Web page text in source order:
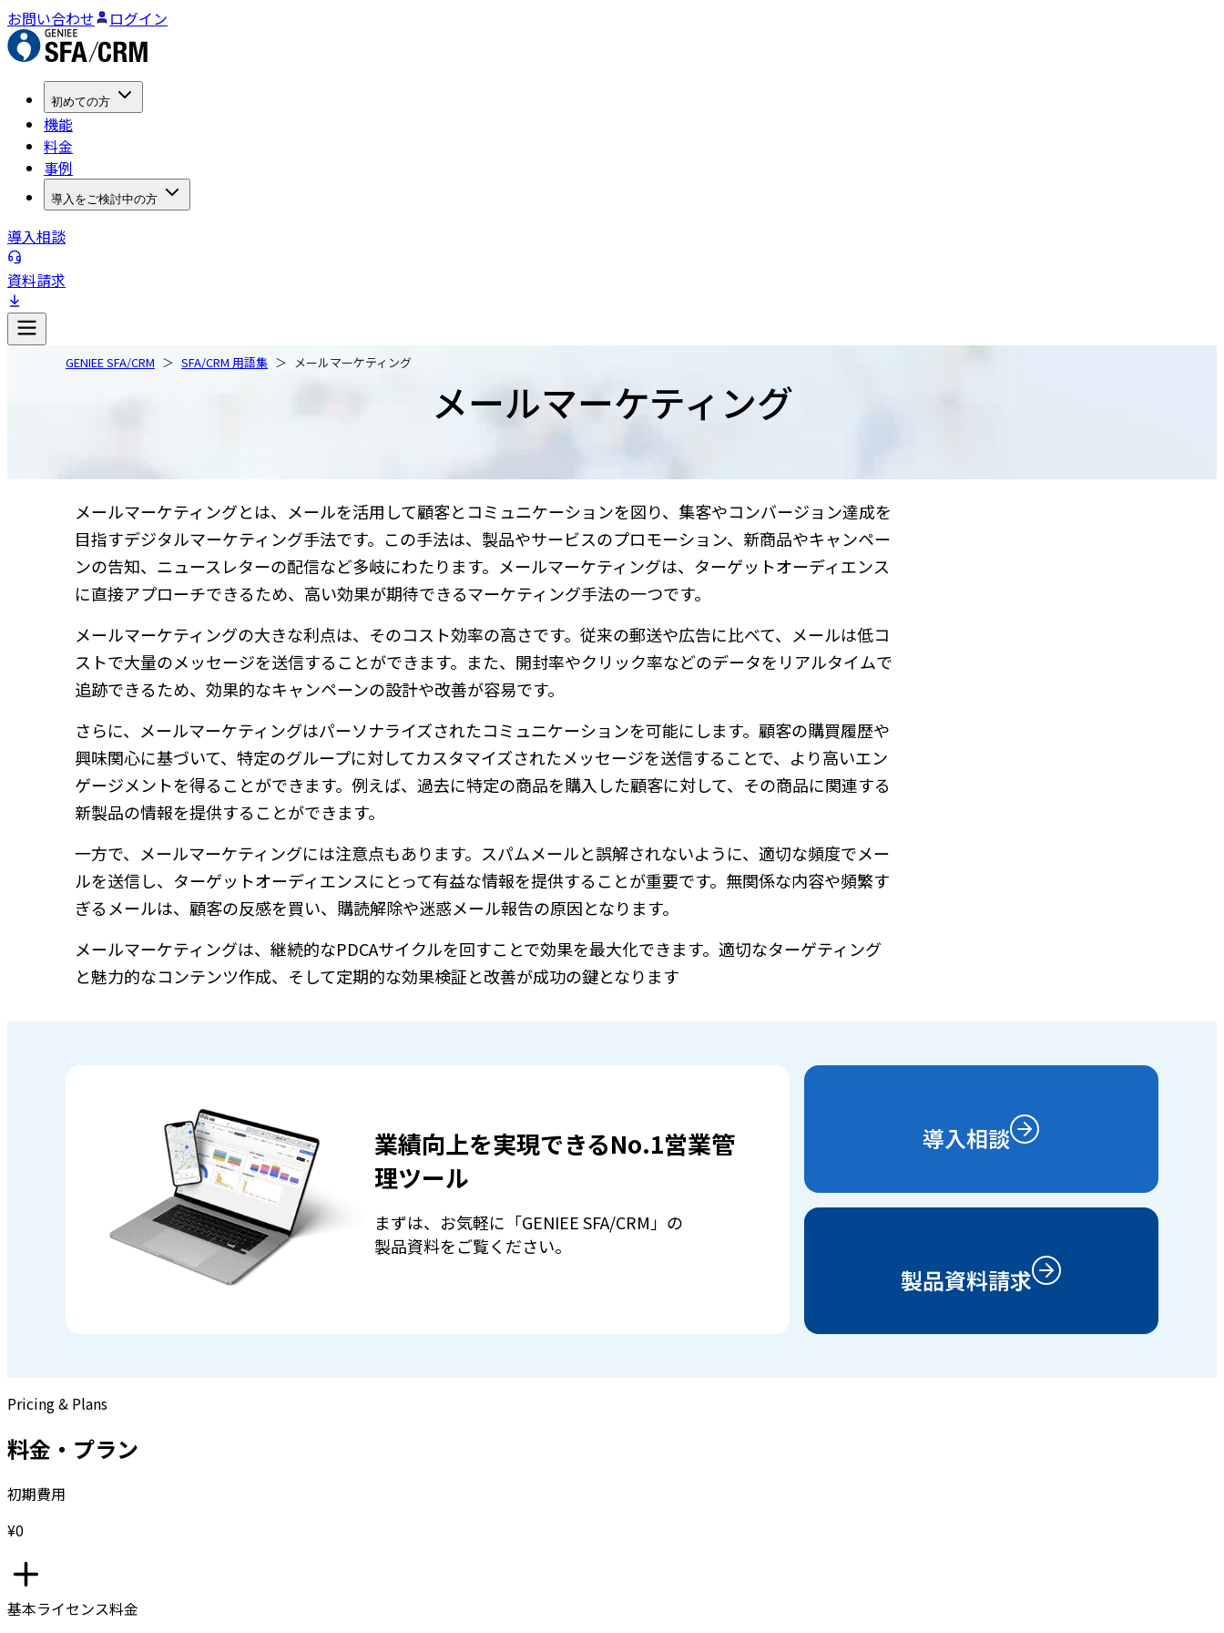
お問い合わせ ログイン
初めての方
機能
料金
事例
導入をご検討中の方
導入相談
資料請求
GENIEE SFA/CRM SFA/CRM 用語集 メールマーケティング
メールマーケティング
メールマーケティングとは、メールを活用して顧客とコミュニケーションを図り、集客やコンバージョン達成を
目指すデジタルマーケティング手法です。この手法は、製品やサービスのプロモーション、新商品やキャンペー
ンの告知、ニュースレターの配信など多岐にわたります。メールマーケティングは、ターゲットオーディエンス
に直接アプローチできるため、高い効果が期待できるマーケティング手法の一つです。
メールマーケティングの大きな利点は、そのコスト効率の高さです。従来の郵送や広告に比べて、メールは低コ
ストで大量のメッセージを送信することができます。また、開封率やクリック率などのデータをリアルタイムで
追跡できるため、効果的なキャンペーンの設計や改善が容易です。
さらに、メールマーケティングはパーソナライズされたコミュニケーションを可能にします。顧客の購買履歴や
興味関心に基づいて、特定のグループに対してカスタマイズされたメッセージを送信することで、より高いエン
ゲージメントを得ることができます。例えば、過去に特定の商品を購入した顧客に対して、その商品に関連する
新製品の情報を提供することができます。
一方で、メールマーケティングには注意点もあります。スパムメールと誤解されないように、適切な頻度でメー
ルを送信し、ターゲットオーディエンスにとって有益な情報を提供することが重要です。無関係な内容や頻繁す
ぎるメールは、顧客の反感を買い、購読解除や迷惑メール報告の原因となります。
メールマーケティングは、継続的なPDCAサイクルを回すことで効果を最大化できます。適切なターゲティング
と魅力的なコンテンツ作成、そして定期的な効果検証と改善が成功の鍵となります
業績向上を実現できるNo.1営業管
理ツール
まずは、お気軽に「GENIEE SFA/CRM」の
製品資料をご覧ください。
導入相談
製品資料請求
Pricing & Plans
料金・プラン
初期費用
¥0
基本ライセンス料金